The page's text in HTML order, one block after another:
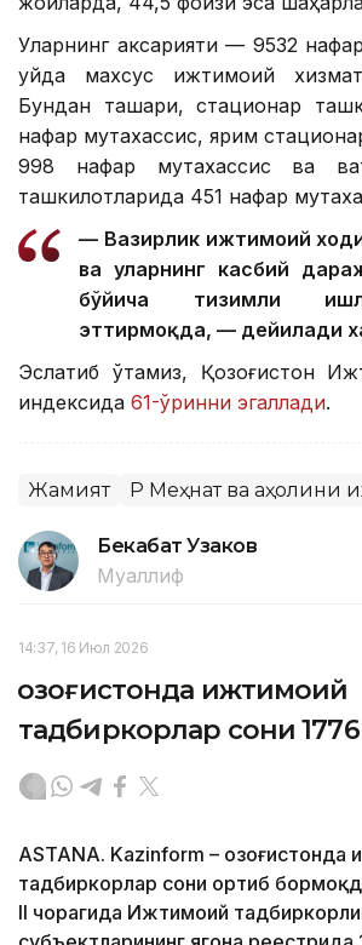
Уларнинг аксарияти — 9532
уйда махсус ижтимоий
Бундан ташқари, стационар
нафар мутахассис, ярим
998 нафар мутахассис ва
ташкилотларида 451 нафар
— Вазирлик ижтимоий
ва уларнинг касбий
бўйича тизимли
эттирмоқда, — дейилади
Эслатиб ўтамиз, Қозоғистон
индексида 61-ўринни эгаллади.
Жамият ҚР Меҳнат ва
Бекабат Узаков
Муаллиф
14:37, 16 Июл 2026
Қозоғистонда ижтимоий
тадбиркорлар сони 1776
ASTANA. Kazinform – Қозоғистонда
тадбиркорлар сони ортиб
II чорагида Ижтимоий